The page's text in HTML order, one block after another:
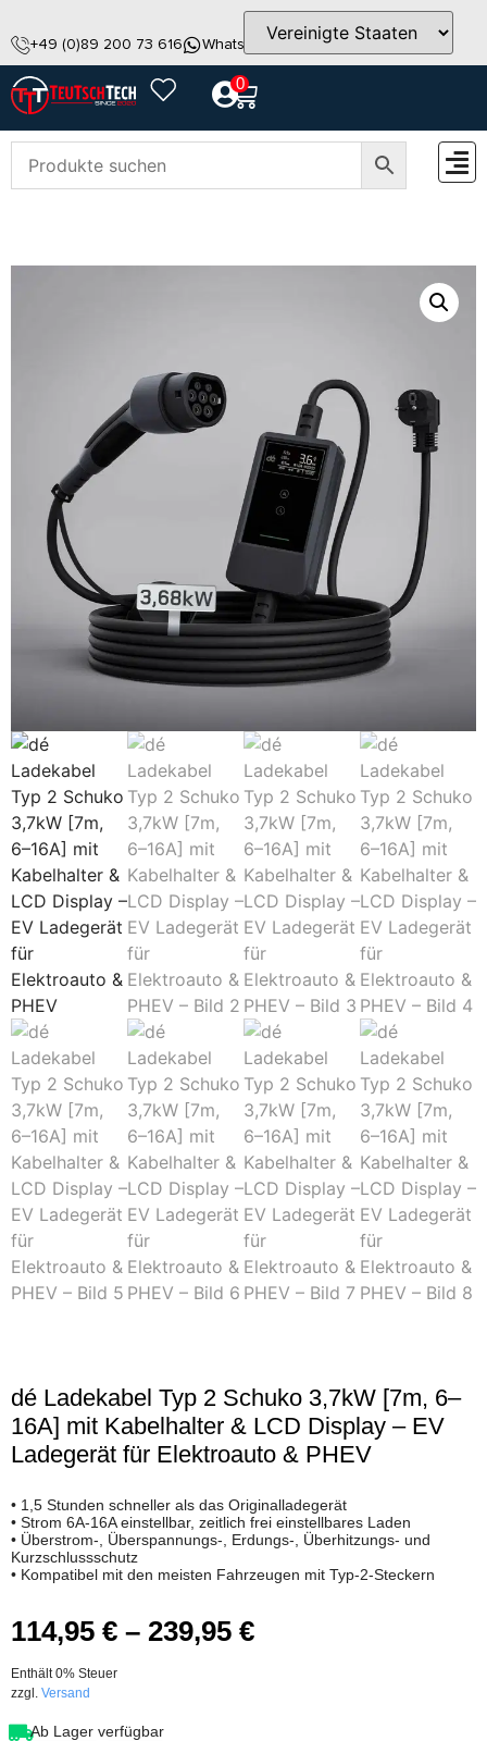
+49 (0)89 200 73 616 WhatsApp info@teutschtech.com
0
dé Ladekabel Typ 2 Schuko 3,7kW [7m, 6–
16A] mit Kabelhalter & LCD Display – EV
Ladegerät für Elektroauto & PHEV
• 1,5 Stunden schneller als das Originalladegerät
• Strom 6A-16A einstellbar, zeitlich frei einstellbares Laden
• Überstrom-, Überspannungs-, Erdungs-, Überhitzungs- und
Kurzschlussschutz
• Kompatibel mit den meisten Fahrzeugen mit Typ-2-Steckern
114,95 € – 239,95 €
Enthält 0% Steuer
zzgl. Versand
Ab Lager verfügbar